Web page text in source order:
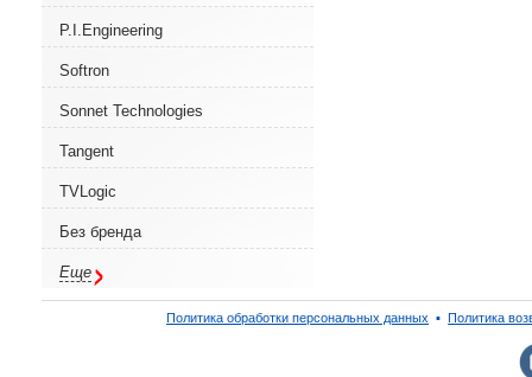
P.I.Engineering
Softron
Sonnet Technologies
Tangent
TVLogic
Без бренда
Еще
Политика обработки персональных данных ▪ Политика